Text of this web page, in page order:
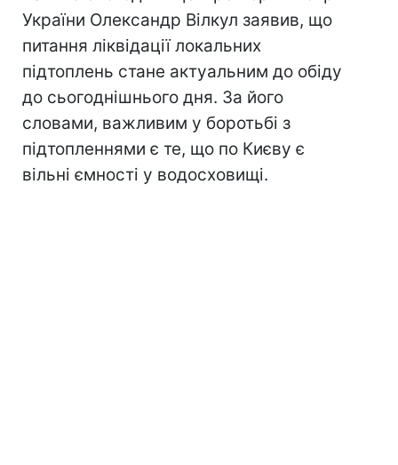
України Олександр Вілкул заявив, що
питання ліквідації локальних
підтоплень стане актуальним до обіду
до сьогоднішнього дня. За його
словами, важливим у боротьбі з
підтопленнями є те, що по Києву є
вільні ємності у водосховищі.